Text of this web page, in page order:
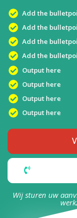
Add the
Add the
Add the
Add the
Output here
Output here
Output here
Output here
Wij sturen uw